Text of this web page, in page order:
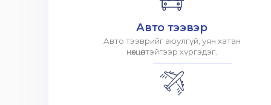
Авто тээвэр
Авто тээврийг аюулгүй, уян хатан
нөхцөлтэйгээр хүргэдэг.